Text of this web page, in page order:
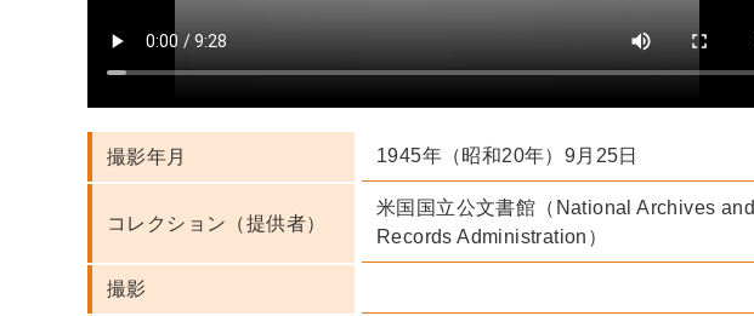
撮影年月 1945年（昭和20年）9月25日
コレクション（提供者）
米国国立公文書館（National Archives and
Records Administration）
撮影